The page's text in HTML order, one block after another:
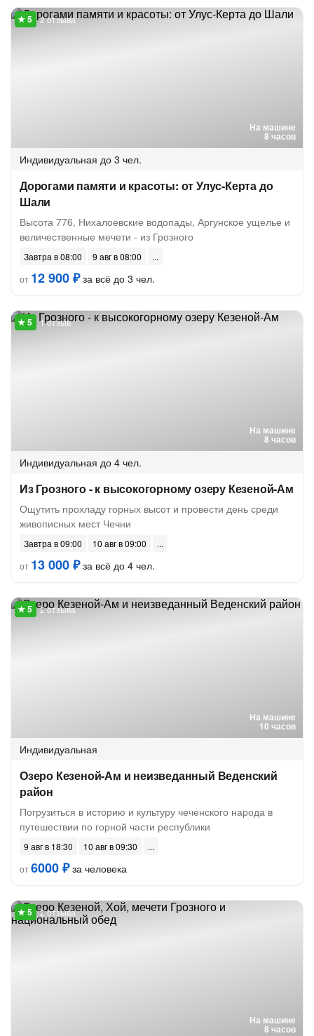
На машине
8 часов
2 отзыва
Индивидуальная до 3 чел.
Дорогами памяти и красоты: от Улус-Керта до
Шали
Высота 776, Нихалоевские водопады, Аргунское ущелье и
величественные мечети - из Грозного
Завтра в 08:00
9 авг в 08:00
от 12 900 ₽за всё до 3 чел.
На машине
8 часов
1 отзыв
Индивидуальная до 4 чел.
Из Грозного - к высокогорному озеру Кезеной-Ам
Ощутить прохладу горных высот и провести день среди
живописных мест Чечни
Завтра в 09:00
10 авг в 09:00
от 13 000 ₽за всё до 4 чел.
На машине
10 часов
2 отзыва
Индивидуальная
Озеро Кезеной-Ам и неизведанный Веденский
район
Погрузиться в историю и культуру чеченского народа в
путешествии по горной части республики
9 авг в 18:30
10 авг в 09:30
от6000 ₽за человека
На машине
8 часов
2 отзыва